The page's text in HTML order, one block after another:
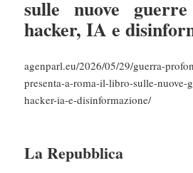
sulle nuove
hacker, IA e
agenparl.eu/2026/05/29/guerra-
presenta-a-roma-il-libro-sulle-nuove-
hacker-ia-e-disinformazione/
La Repubblica